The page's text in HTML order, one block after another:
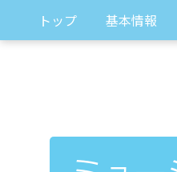
トップ 基本情報